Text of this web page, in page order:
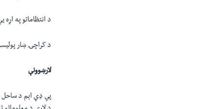
د انتظاماتو په
د کراچۍ ښار
لارښوونې
پي ډي اېم د ساحل